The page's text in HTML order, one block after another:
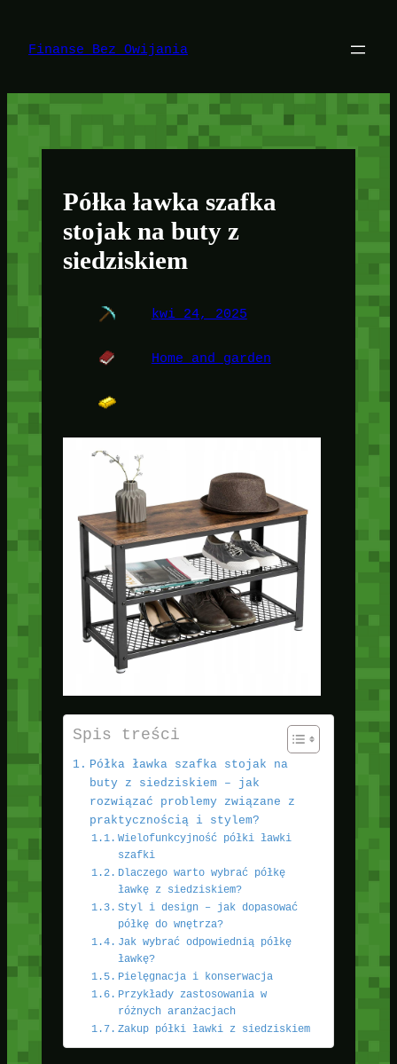
treści
Finanse Bez Owijania
Półka ławka szafka
stojak na buty z
siedziskiem
kwi 24, 2025
Home and garden
Spis treści
Półka ławka szafka stojak na
buty z siedziskiem – jak
rozwiązać problemy związane z
praktycznością i stylem?
Wielofunkcyjność półki ławki
szafki
Dlaczego warto wybrać półkę
ławkę z siedziskiem?
Styl i design – jak dopasować
półkę do wnętrza?
Jak wybrać odpowiednią półkę
ławkę?
Pielęgnacja i konserwacja
Przykłady zastosowania w
różnych aranżacjach
Zakup półki ławki z siedziskiem